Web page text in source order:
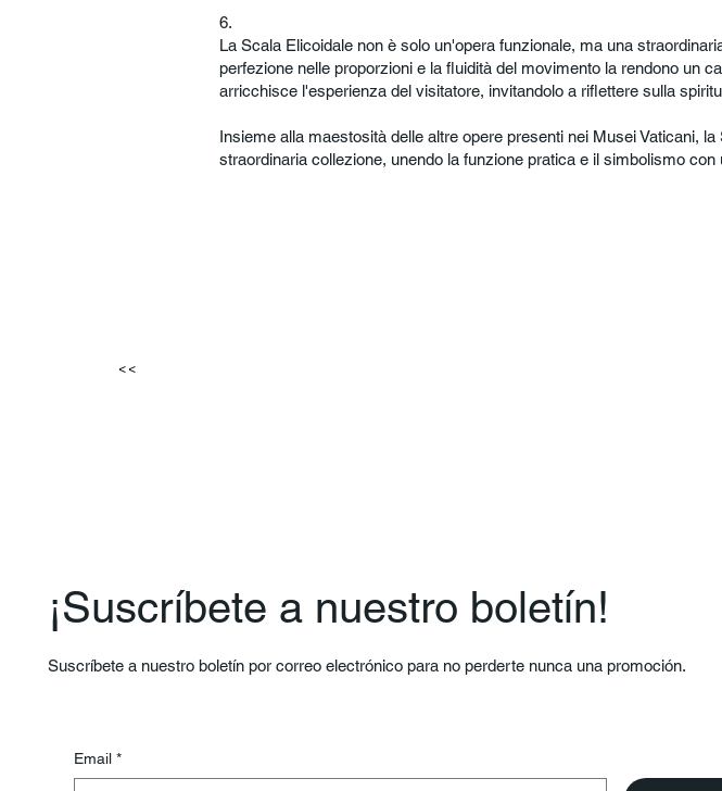
6.
La Scala Elicoidale non è solo un'opera funzionale, ma una
perfezione nelle proporzioni e la fluidità del movimento la rendono un
arricchisce l'esperienza del visitatore, invitandolo a riflettere sulla
Insieme alla maestosità delle altre opere presenti nei Musei Vaticani,
straordinaria collezione, unendo la funzione pratica e il simbolismo
<<
¡Suscríbete a nuestro boletín!
Suscríbete a nuestro boletín por correo electrónico para no perderte nunca una promoción.
Email *